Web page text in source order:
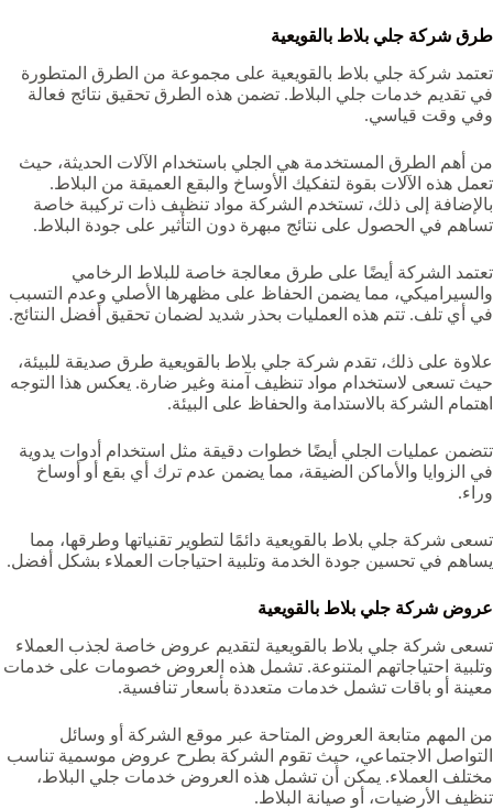
طرق شركة جلي بلاط بالقويعية‏
تعتمد شركة جلي بلاط بالقويعية‏ على مجموعة من الطرق المتطورة
في تقديم خدمات جلي البلاط. تضمن هذه الطرق تحقيق نتائج فعالة
وفي وقت قياسي.
من أهم الطرق المستخدمة هي الجلي باستخدام الآلات الحديثة، حيث
تعمل هذه الآلات بقوة لتفكيك الأوساخ والبقع العميقة من البلاط.
بالإضافة إلى ذلك، تستخدم الشركة مواد تنظيف ذات تركيبة خاصة
تساهم في الحصول على نتائج مبهرة دون التأثير على جودة البلاط.
تعتمد الشركة أيضًا على طرق معالجة خاصة للبلاط الرخامي
والسيراميكي، مما يضمن الحفاظ على مظهرها الأصلي وعدم التسبب
في أي تلف. تتم هذه العمليات بحذر شديد لضمان تحقيق أفضل النتائج.
علاوة على ذلك، تقدم شركة جلي بلاط بالقويعية‏ طرق صديقة للبيئة،
حيث تسعى لاستخدام مواد تنظيف آمنة وغير ضارة. يعكس هذا التوجه
اهتمام الشركة بالاستدامة والحفاظ على البيئة.
تتضمن عمليات الجلي أيضًا خطوات دقيقة مثل استخدام أدوات يدوية
في الزوايا والأماكن الضيقة، مما يضمن عدم ترك أي بقع أو أوساخ
وراء.
تسعى شركة جلي بلاط بالقويعية‏ دائمًا لتطوير تقنياتها وطرقها، مما
يساهم في تحسين جودة الخدمة وتلبية احتياجات العملاء بشكل أفضل.
عروض شركة جلي بلاط بالقويعية‏
تسعى شركة جلي بلاط بالقويعية‏ لتقديم عروض خاصة لجذب العملاء
وتلبية احتياجاتهم المتنوعة. تشمل هذه العروض خصومات على خدمات
معينة أو باقات تشمل خدمات متعددة بأسعار تنافسية.
من المهم متابعة العروض المتاحة عبر موقع الشركة أو وسائل
التواصل الاجتماعي، حيث تقوم الشركة بطرح عروض موسمية تناسب
مختلف العملاء. يمكن أن تشمل هذه العروض خدمات جلي البلاط،
تنظيف الأرضيات، أو صيانة البلاط.